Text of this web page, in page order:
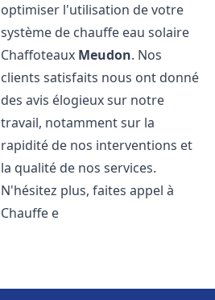
optimiser l'utilisation de votre
système de chauffe eau solaire
Chaffoteaux Meudon. Nos
clients satisfaits nous ont donné
des avis élogieux sur notre
travail, notamment sur la
rapidité de nos interventions et
la qualité de nos services.
N'hésitez plus, faites appel à
Chauffe e